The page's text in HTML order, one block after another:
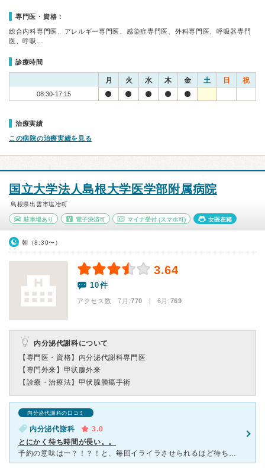
専門医・資格：
総合内科専門医、アレルギー専門医、感染症専門医、外科専門医、呼吸器専門
医、呼吸…
診療時間
月 火 水 木 金 土 日 祝
08:30-17:15
治療実績
この病院の治療実績を見る
国立大学法人島根大学医学部附属病院
島根県出雲市塩冶町
駐車場あり 電子決済可 マイナ受付 (スマホ可) 女医在籍
朝（8:30〜）
3.64
10件
アクセス数 7月:770 | 6月:769
内分泌代謝科について
【専門医・資格】 内分泌代謝科専門医
【専門外来】 甲状腺外来
【診療・治療法】 甲状腺腫瘍手術
内分泌代謝科の口コミ
内分泌代謝科
3.0
とにかく待ち時間が長い。。
予約の意味はー？！？！と、毎回イライラさせられるほど待ち時間が長いです。 8時半から受付なのですが、その受付機に並ぶための整理券の配布があります。 でも、そんなものあってもなくても意味がないん